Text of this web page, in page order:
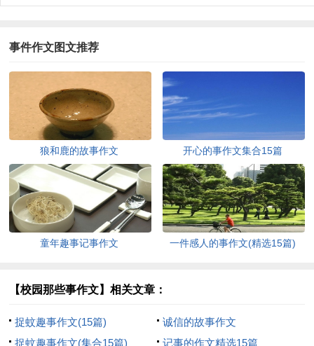
事件作文图文推荐
狼和鹿的故事作文 开心的事作文集合15篇
童年趣事记事作文 一件感人的事作文(精选15篇)
【校园那些事作文】相关文章：
捉蚊趣事作文(15篇)
诚信的故事作文
捉蚊趣事作文(集合15篇)
记事的作文精选15篇